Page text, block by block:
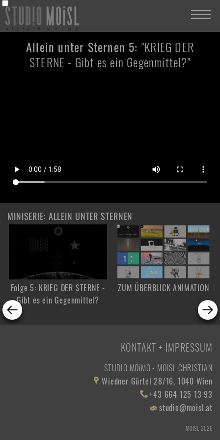
Allein unter Sternen 5: "KRIEG DER
STERNE - Gibt es ein Gegenmittel?"
MINISERIE: ALLEIN UNTER STERNEN
Folge 5: KRIEG DER STERNE -
Gibt es ein Gegenmittel?
ZUM ÜBERBLICK ANIMATION
KONTAKT + IMPRESSUM
STUDIO MOiMO - MOISL CHRISTIAN
Wiedner Gürtel 28/16, 1040 Wien
+43 664 125 13 93
studio@moisl.at
MOISL 2026